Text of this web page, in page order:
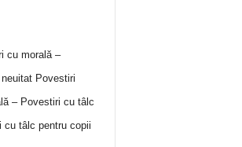
cu morală –
Povestiri
– Povestiri cu tâlc
cu tâlc pentru copii